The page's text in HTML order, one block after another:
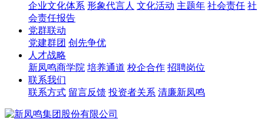
企业文化体系 形象代言人 文化活动 主题年 社会责任 社
会责任报告
党群联动
党建群团 创先争优
人才战略
新凤鸣商学院 培养通道 校企合作 招聘岗位
联系我们
联系方式 留言反馈 投资者关系 清廉新凤鸣